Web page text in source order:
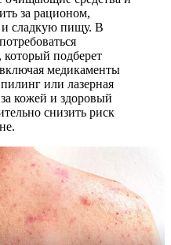
за рационом,
сладкую пищу. В
который подберет
медикаменты
или лазерная
кожей и здоровый
снизить риск